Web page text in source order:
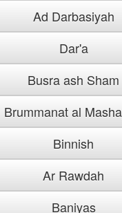
Ad Darbasiyah
Dar'a
Busra ash Sham
Brummanat al
Binnish
Ar Rawdah
Baniyas